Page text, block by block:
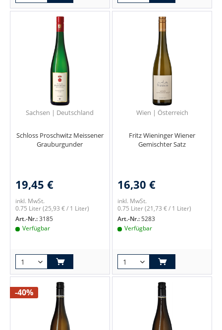
Sachsen | Deutschland
Schloss Proschwitz Meissener
Grauburgunder
19,45 €
inkl. MwSt.
0.75 Liter(25,93 € / 1 Liter)
Art.-Nr.:3185
Verfügbar
Wien | Österreich
Fritz Wieninger Wiener
Gemischter Satz
16,30 €
inkl. MwSt.
0.75 Liter(21,73 € / 1 Liter)
Art.-Nr.:5283
Verfügbar
-40%